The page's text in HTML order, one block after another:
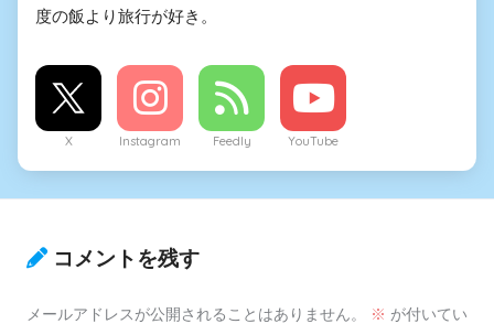
度の飯より旅行が好き。
X Instagram Feedly YouTube
コメントを残す
メールアドレスが公開されることはありません。 ※ が付いてい